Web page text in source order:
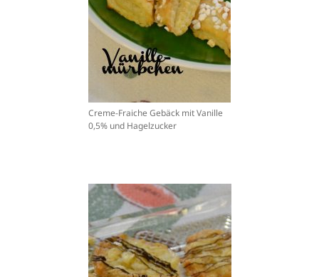
Creme-Fraiche Gebäck mit Vanille
0,5% und Hagelzucker